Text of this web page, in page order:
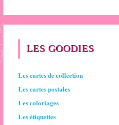
LES GOODIES
Les cartes de collection
Les cartes postales
Les coloriages
Les étiquettes